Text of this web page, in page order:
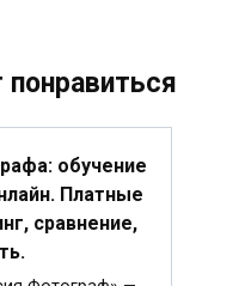
обучение
Платные
сравнение,